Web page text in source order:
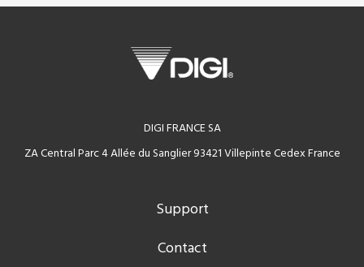
DIGI FRANCE SA
ZA Central Parc 4 Allée du Sanglier 93421 Villepinte Cedex France
Support
Contact